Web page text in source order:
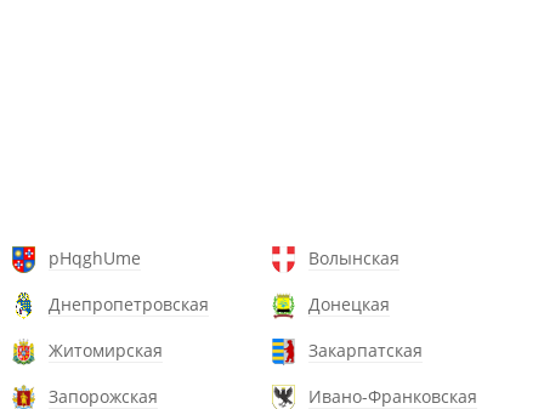
pHqghUme
Волынская
Днепропетровская
Донецкая
Житомирская
Закарпатская
Запорожская
Ивано-Франковская